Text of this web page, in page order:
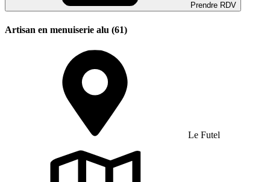
Prendre RDV
Artisan en menuiserie alu (61)
Le Futel